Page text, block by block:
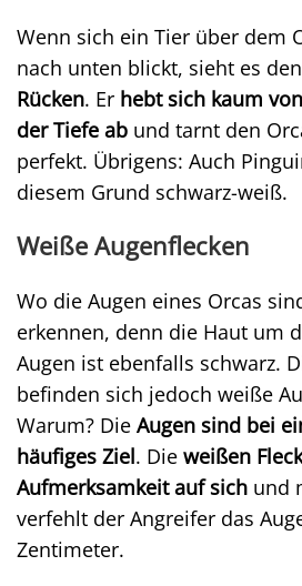
Wenn sich ein Tier über dem
nach unten blickt, sieht es den
Rücken. Er hebt sich kaum
der Tiefe ab und tarnt den
perfekt. Übrigens: Auch
diesem Grund schwarz-weiß.
Weiße Augenflecken
Wo die Augen eines Orcas
erkennen, denn die Haut um
Augen ist ebenfalls schwarz.
befinden sich jedoch weiße
Warum? Die Augen sind bei
häufiges Ziel. Die weißen
Aufmerksamkeit auf sich und
verfehlt der Angreifer das
Zentimeter.